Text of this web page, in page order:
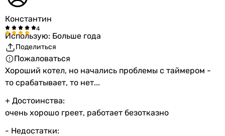
Константин
Использую: Больше года
Поделиться
Пожаловаться
Хороший котел, но начались проблемы с таймером -
то срабатывает, то нет...
+ Достоинства:
очень хорошо греет, работает безотказно
- Недостатки: